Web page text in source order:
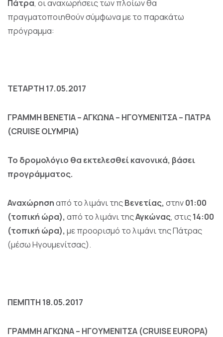
Πάτρα, οι αναχωρήσεις των πλοίων θα
πραγματοποιηθούν σύμφωνα με το παρακάτω
πρόγραμμα:
ΤΕΤΑΡΤΗ 17.05.2017
ΓΡΑΜΜΗ ΒΕΝΕΤΙΑ – ΑΓΚΩΝΑ – ΗΓΟΥΜΕΝΙΤΣΑ – ΠΑΤΡΑ
(CRUISE OLYMPIA)
Το δρομολόγιο θα εκτελεσθεί κανονικά, βάσει
προγράμματος.
Αναχώρησηαπό το λιμάνι τηςΒενετίας, στην01:00
(τοπική ώρα), από το λιμάνι τηςΑγκώνας, στις14:00
(τοπική ώρα), με προορισμό το λιμάνι της Πάτρας
(μέσω Ηγουμενίτσας).
ΠΕΜΠΤΗ 18.05.2017
ΓΡΑΜΜΗ ΑΓΚΩΝΑ – ΗΓΟΥΜΕΝΙΤΣΑ (CRUISEEUROPA)